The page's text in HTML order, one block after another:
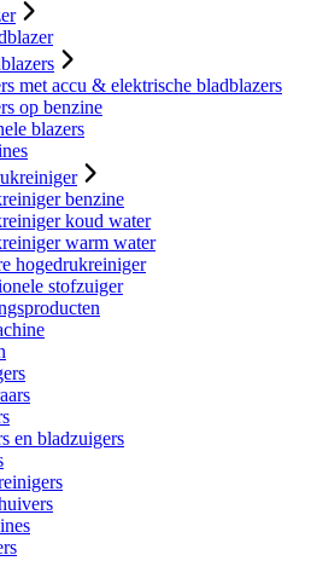
met accu & elektrische bladblazers
op benzine
blazers
benzine
koud water
warm water
hogedrukreiniger
stofzuiger
en bladzuigers